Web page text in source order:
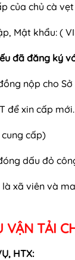
của chủ cà vẹt
Mật khẩu: (
đã đăng ký
nộp cho Sở
để xin cấp mới.
cấp)
dấu đỏ
xã viên và
VẬN TẢI
HTX: